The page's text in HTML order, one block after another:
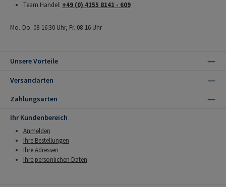
Team Handel: +49 (0) 4155 8141 - 609
Mo.-Do. 08-16:30 Uhr, Fr. 08-16 Uhr
Unsere Vorteile
Versandarten
Zahlungsarten
Ihr Kundenbereich
Anmelden
Ihre Bestellungen
Ihre Adressen
Ihre persönlichen Daten